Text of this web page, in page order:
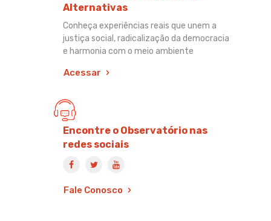
Alternativas
Conheça experiências reais que unem a
justiça social, radicalização da democracia
e harmonia com o meio ambiente
Acessar
Encontre o Observatório nas
redes sociais
Fale Conosco